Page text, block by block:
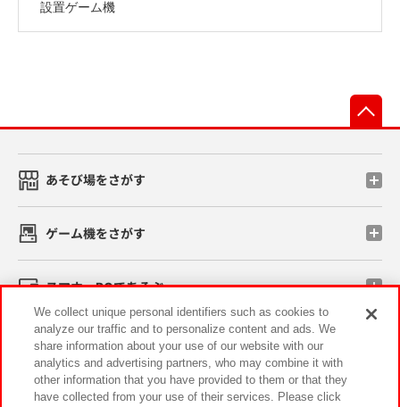
設置ゲーム機
あそび場をさがす
ゲーム機をさがす
スマホ・PCであそぶ
イベント・キャンペーン
We collect unique personal identifiers such as cookies to
analyze our traffic and to personalize content and ads. We
share information about your use of our website with our
analytics and advertising partners, who may combine it with
other information that you have provided to them or that they
have collected from your use of their services. Please click